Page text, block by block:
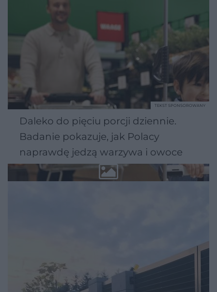
Daleko do pięciu porcji dziennie.
Badanie pokazuje, jak Polacy
naprawdę jedzą warzywa i owoce
TEKST SPONSOROWANY